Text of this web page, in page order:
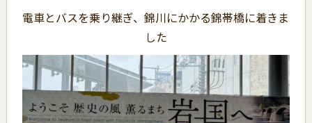
電車とバスを乗り継ぎ、錦川にかかる錦帯橋に着きま
した